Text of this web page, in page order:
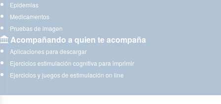
Epidemias
Medicamentos
Pruebas de imagen
Acompañando a quien te acompaña
Aplicaciones para descargar
Ejercicios estimulación cognitiva para imprimir
Ejercicios y juegos de estimulación on line